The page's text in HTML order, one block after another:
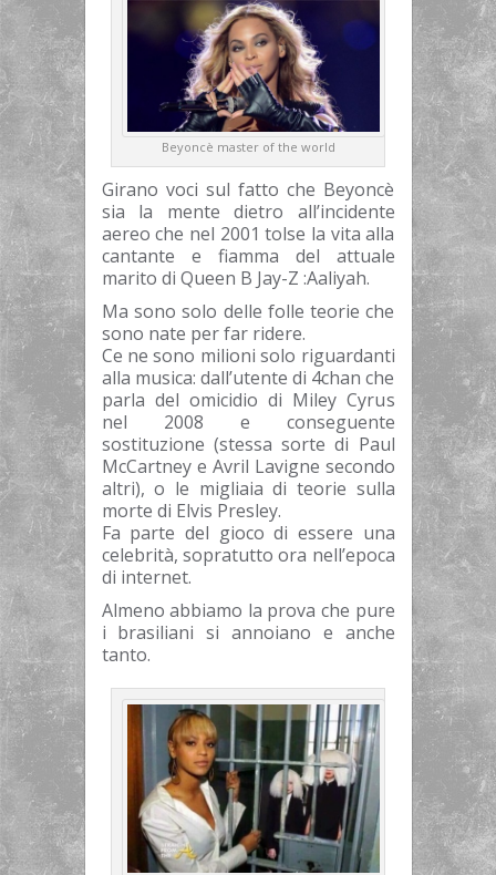
Beyoncè master of the world
Girano voci sul fatto che Beyoncè
sia la mente dietro all’incidente
aereo che nel 2001 tolse la vita alla
cantante e fiamma del attuale
marito di Queen B Jay-Z :Aaliyah.
Ma sono solo delle folle teorie che
sono nate per far ridere.
Ce ne sono milioni solo riguardanti
alla musica: dall’utente di 4chan che
parla del omicidio di Miley Cyrus
nel 2008 e conseguente
sostituzione (stessa sorte di Paul
McCartney e Avril Lavigne secondo
altri), o le migliaia di teorie sulla
morte di Elvis Presley.
Fa parte del gioco di essere una
celebrità, sopratutto ora nell’epoca
di internet.
Almeno abbiamo la prova che pure
i brasiliani si annoiano e anche
tanto.